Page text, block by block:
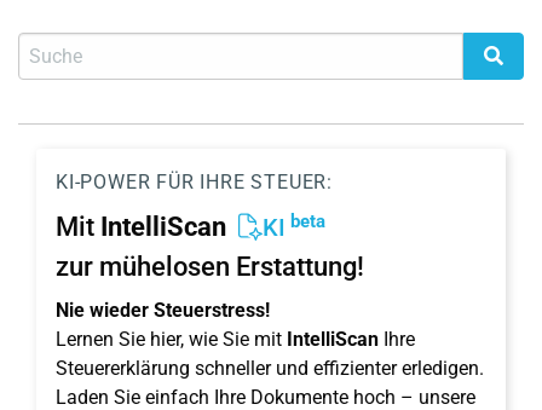
KI-POWER FÜR IHRE STEUER:
Mit IntelliScan KI beta
zur mühelosen Erstattung!
Nie wieder Steuerstress!
Lernen Sie hier, wie Sie mit IntelliScan Ihre
Steuererklärung schneller und effizienter erledigen.
Laden Sie einfach Ihre Dokumente hoch – unsere